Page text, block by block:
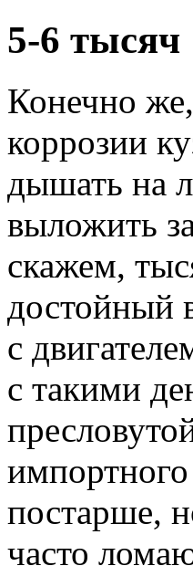
5-6 тысяч
Конечно
коррозии
дышать на
выложить
скажем,
достойный
с
с такими
импортного
постарше,
часто